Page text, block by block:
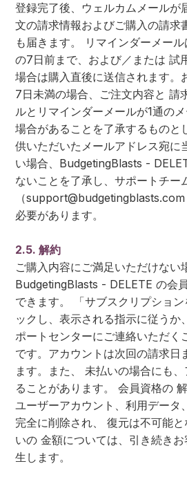
登録完了後、ウェルカムメールが
文の請求情報およびご購入の請求
も届きます。 リマインダーメー
の7日前まで、および／または 試
場合は購入直後に送信されます。
7日未満の場合、ご注文内容と 請
ルとリマインダーメールが1通の
場合があることを了承するものと
供いただいたメールアドレス宛に
い場合、BudgetingBlasts -
ないことを了承し、サポートチー
（support@budgetingblasts.com
必要があります。
2.5. 解約
ご購入内容にご満足いただけない
BudgetingBlasts - DELETE の会
できます。 「サブスクリプショ
ックし、表示される指示に従うか
ポートセンターにご連絡いただく
です。アカウントは次回の請求日
ます。また、 未払いの場合にも
ることがあります。 会員資格の
ユーザーアカウント、利用データ
完全に削除され、 復元は不可能
いの 金額については、引き続き
生します。